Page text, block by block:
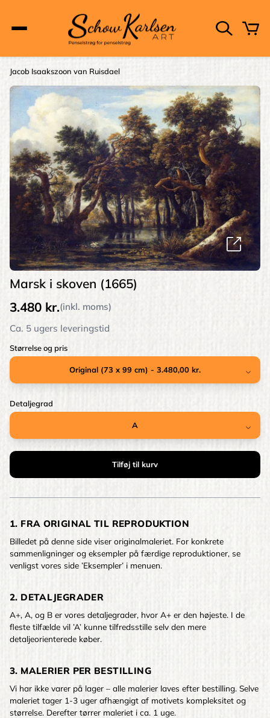
navigation
Brødkrumme
Jacob Isaakszoon van Ruisdael
Marsk i skoven (1665)
3.480 kr.(inkl. moms)
Ca. 5 ugers leveringstid
Størrelse og pris
Detaljegrad
1. FRA ORIGINAL TIL REPRODUKTION
Billedet på denne side viser originalmaleriet. For konkrete
sammenligninger og eksempler på færdige reproduktioner, se
venligst vores side ’Eksempler’ i menuen.
2. DETALJEGRADER
A+, A, og B er vores detaljegrader, hvor A+ er den højeste. I de
fleste tilfælde vil ’A’ kunne tilfredsstille selv den mere
detaljeorienterede køber.
3. MALERIER PER BESTILLING
Vi har ikke varer på lager – alle malerier laves efter bestilling. Selve
maleriet tager 1-3 uger afhængigt af motivets kompleksitet og
størrelse. Derefter tørrer maleriet i ca. 1 uge.